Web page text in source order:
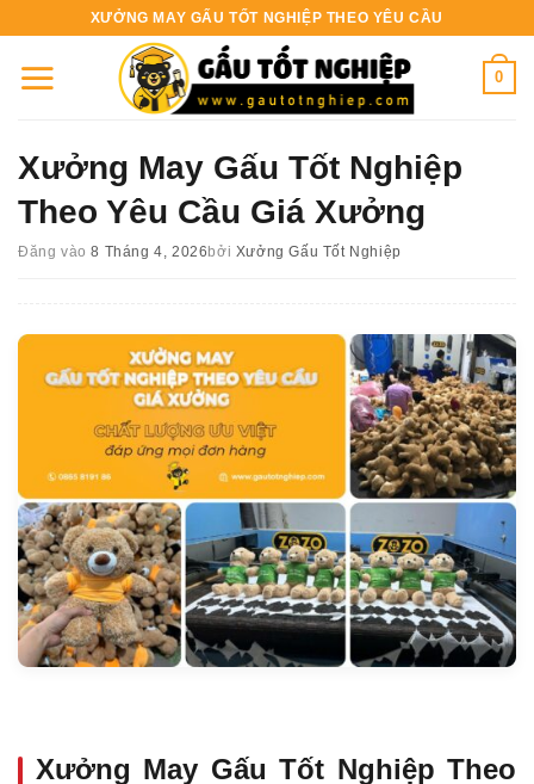
nội
XƯỞNG MAY GẤU TỐT NGHIỆP THEO YÊU CẦU
0
Xưởng May Gấu Tốt Nghiệp
Theo Yêu Cầu Giá Xưởng
Đăng vào8 Tháng 4, 2026 bởi Xưởng Gấu Tốt Nghiệp
Xưởng May Gấu Tốt Nghiệp Theo